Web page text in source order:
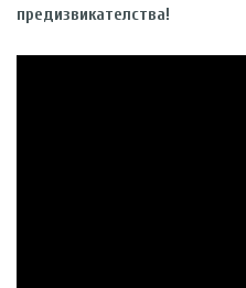
предизвикателства!